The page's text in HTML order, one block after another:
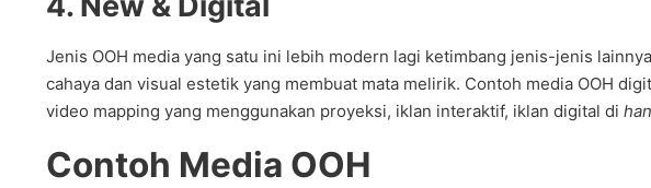
Jenis OOH media yang satu ini lebih modern lagi ketimbang jenis-jenis
cahaya dan visual estetik yang membuat mata melirik. Contoh media OOH
video mapping yang menggunakan proyeksi, iklan interaktif, iklan digital di
Contoh Media OOH